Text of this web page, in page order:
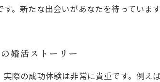
。新たな出会いがあなたを待っていま
婚活ストーリー
際の成功体験は非常に貴重です。例